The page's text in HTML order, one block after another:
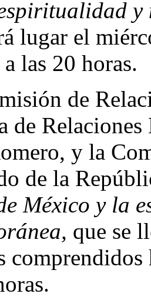
lugar el
las 20 horas.
de
de
y la
de la
México y la
que se
comprendidos